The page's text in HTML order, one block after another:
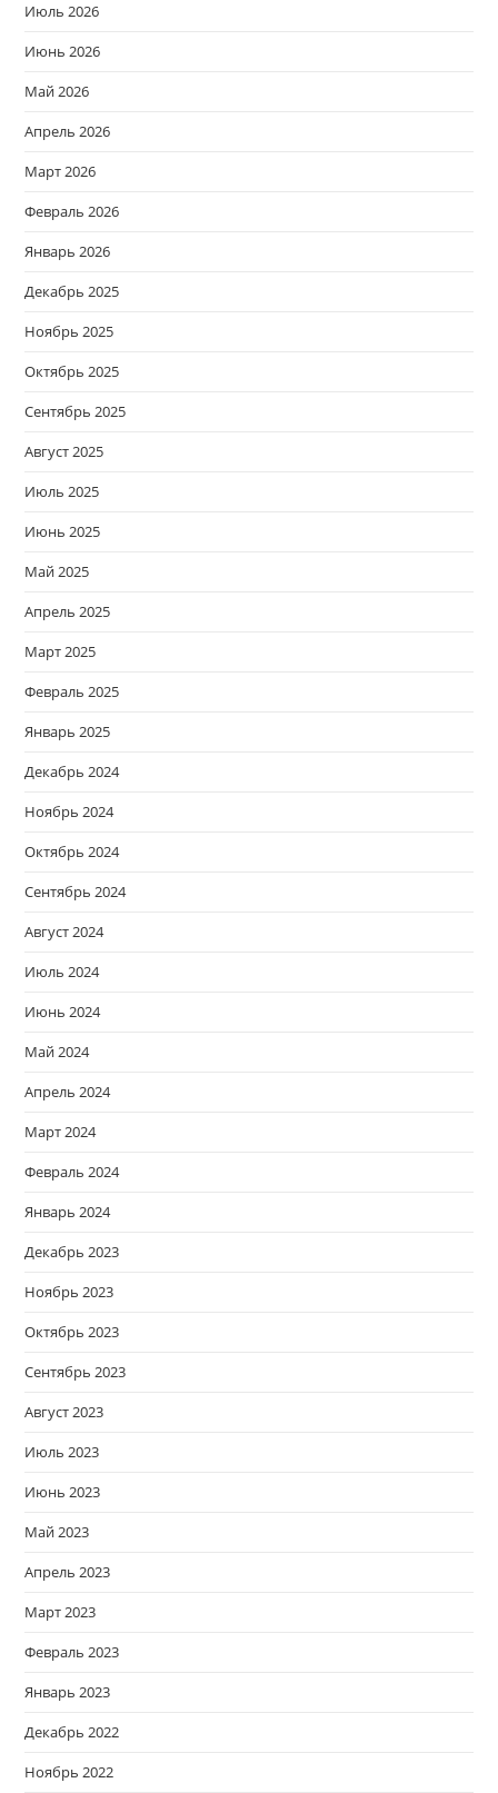
Июль 2026
Июнь 2026
Май 2026
Апрель 2026
Март 2026
Февраль 2026
Январь 2026
Декабрь 2025
Ноябрь 2025
Октябрь 2025
Сентябрь 2025
Август 2025
Июль 2025
Июнь 2025
Май 2025
Апрель 2025
Март 2025
Февраль 2025
Январь 2025
Декабрь 2024
Ноябрь 2024
Октябрь 2024
Сентябрь 2024
Август 2024
Июль 2024
Июнь 2024
Май 2024
Апрель 2024
Март 2024
Февраль 2024
Январь 2024
Декабрь 2023
Ноябрь 2023
Октябрь 2023
Сентябрь 2023
Август 2023
Июль 2023
Июнь 2023
Май 2023
Апрель 2023
Март 2023
Февраль 2023
Январь 2023
Декабрь 2022
Ноябрь 2022